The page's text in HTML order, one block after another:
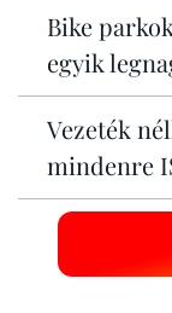
Bike
egyik
Vezeték
mindenre